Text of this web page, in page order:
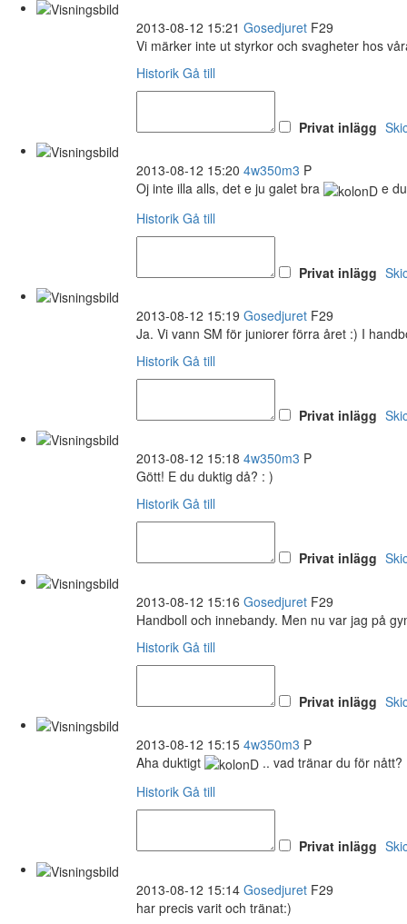
2013-08-12 15:21 Gosedjuret F29
Vi märker inte ut styrkor och svagheter hos
Historik Gå till
Privat inlägg
2013-08-12 15:20 4w350m3 P
Oj inte illa alls, det e ju galet bra
e
Historik Gå till
Privat inlägg
2013-08-12 15:19 Gosedjuret F29
Ja. Vi vann SM för juniorer förra året :) I
Historik Gå till
Privat inlägg
2013-08-12 15:18 4w350m3 P
Gött! E du duktig då? : )
Historik Gå till
Privat inlägg
2013-08-12 15:16 Gosedjuret F29
Handboll och innebandy. Men nu var jag på
Historik Gå till
Privat inlägg
2013-08-12 15:15 4w350m3 P
Aha duktigt
.. vad tränar du för nått?
Historik Gå till
Privat inlägg
2013-08-12 15:14 Gosedjuret F29
har precis varit och tränat:)